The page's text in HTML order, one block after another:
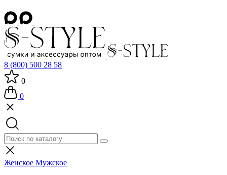
8 (800) 500 28 58
0
0
Женское Мужское